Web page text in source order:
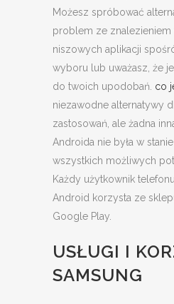
Możesz spróbować
problem ze
niszowych aplikacji
wyboru lub uważasz, że
do twoich upodobań. co
niezawodne alternatywy
zastosowań, ale żadna
Androida nie była w
wszystkich możliwych
Każdy użytkownik
Android korzysta ze
Google Play.
USŁUGI I
SAMSUNG